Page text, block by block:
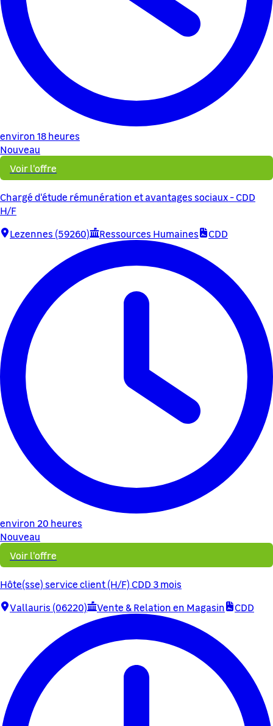
environ 18 heures
Nouveau
Voir l'offre
Chargé d'étude rémunération et avantages sociaux - CDD
H/F
Lezennes (59260)
Ressources Humaines CDD
environ 20 heures
Nouveau
Voir l'offre
Hôte(sse) service client (H/F) CDD 3 mois
Vallauris (06220)
Vente & Relation en Magasin CDD